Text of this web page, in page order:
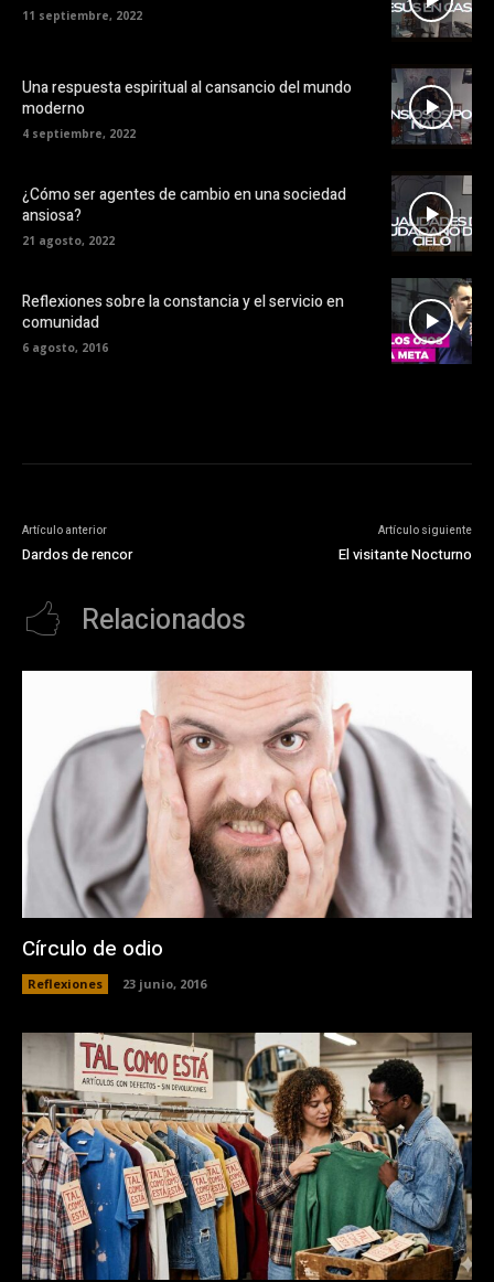
11 septiembre, 2022
Una respuesta espiritual al cansancio del mundo
moderno
4 septiembre, 2022
¿Cómo ser agentes de cambio en una sociedad
ansiosa?
21 agosto, 2022
Reflexiones sobre la constancia y el servicio en
comunidad
6 agosto, 2016
Artículo anterior
Dardos de rencor
Artículo siguiente
El visitante Nocturno
Relacionados
Círculo de odio
Reflexiones 23 junio, 2016